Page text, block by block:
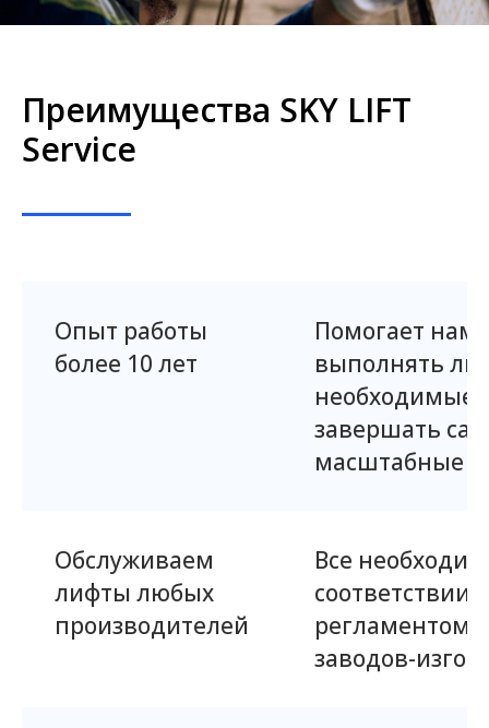
Преимущества SKY LIFT
Service
Опыт работы
более 10 лет
Помогает нам
выполнять
необходимые
завершать
масштабные
Обслуживаем
лифты любых
производителей
Все
соответствии
регламентом
заводов-